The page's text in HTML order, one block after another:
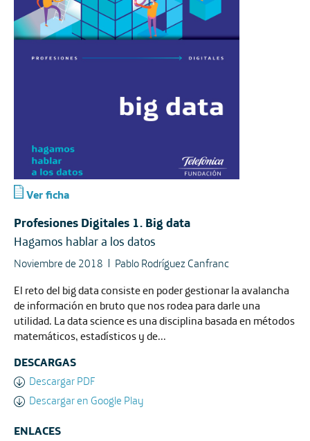
Ver ficha
Profesiones Digitales 1. Big data
Hagamos hablar a los datos
Noviembre de 2018
Pablo Rodríguez Canfranc
El reto del big data consiste en poder gestionar la avalancha
de información en bruto que nos rodea para darle una
utilidad. La data science es una disciplina basada en métodos
matemáticos, estadísticos y de...
DESCARGAS
Descargar PDF
Descargar en Google Play
ENLACES